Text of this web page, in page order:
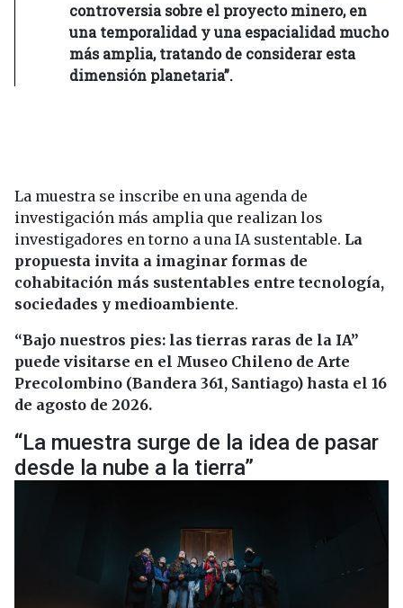
controversia sobre el proyecto minero, en
una temporalidad y una espacialidad mucho
más amplia, tratando de considerar esta
dimensión planetaria”.
La muestra se inscribe en una agenda de
investigación más amplia que realizan los
investigadores en torno a una IA sustentable. La
propuesta invita a imaginar formas de
cohabitación más sustentables entre tecnología,
sociedades y medioambiente.
“Bajo nuestros pies: las tierras raras de la IA”
puede visitarse en el Museo Chileno de Arte
Precolombino (Bandera 361, Santiago) hasta el 16
de agosto de 2026.
“La muestra surge de la idea de pasar
desde la nube a la tierra”